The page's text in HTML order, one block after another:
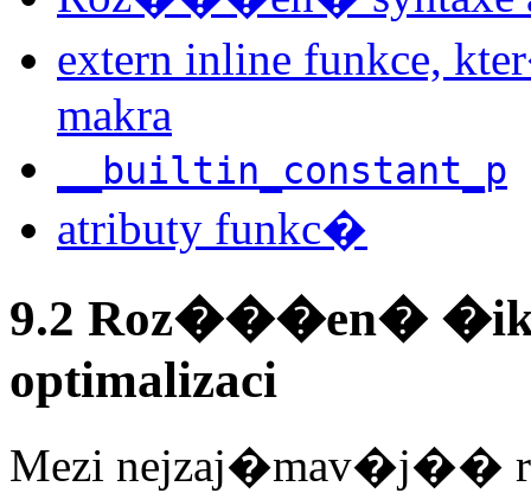
extern inline funkce,
makra
__builtin_constant_p
atributy funkc�
9.2 Roz���en�
optimalizaci
Mezi nejzaj�mav�j��